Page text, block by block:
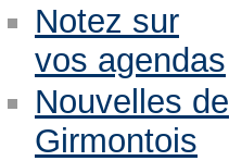
Notez sur
vos agendas
Nouvelles de
Girmontois